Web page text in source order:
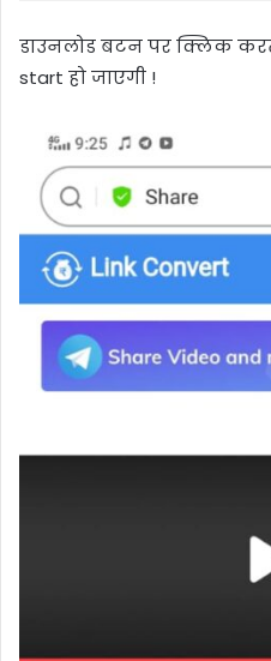
डाउनलोड बटन पर क्लिक
start हो जाएगी !